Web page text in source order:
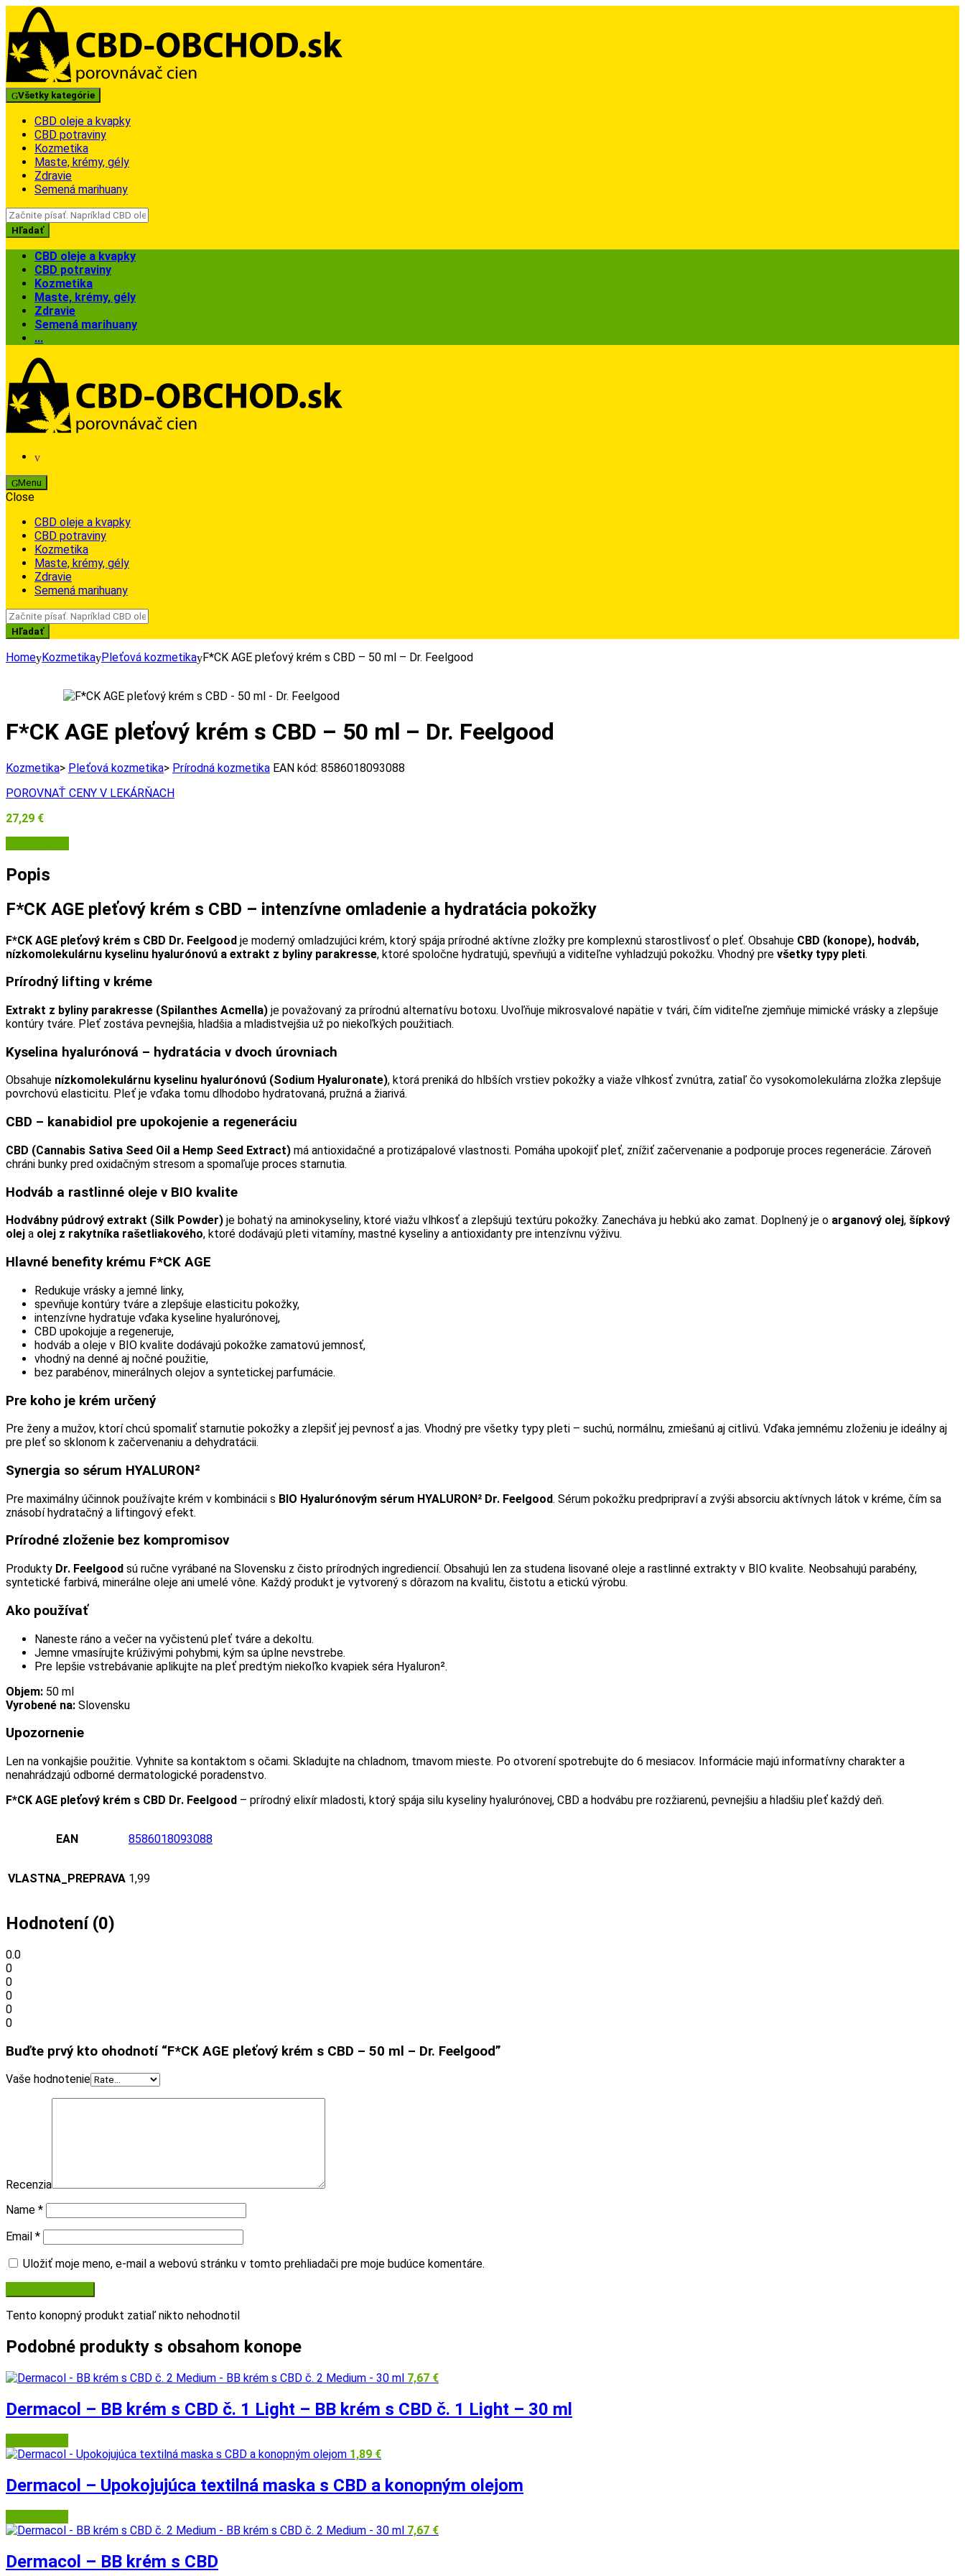
navigation
content
Všetky kategórie
CBD oleje a kvapky
CBD potraviny
Kozmetika
Maste, krémy, gély
Zdravie
Semená marihuany
Search
for:
Hľadať
CBD oleje a kvapky
CBD potraviny
Kozmetika
Maste, krémy, gély
Zdravie
Semená marihuany
...
Menu
Close
CBD oleje a kvapky
CBD potraviny
Kozmetika
Maste, krémy, gély
Zdravie
Semená marihuany
Search
for:
Hľadať
Home Kozmetika Pleťová kozmetika F*CK AGE pleťový krém s CBD – 50 ml – Dr. Feelgood
F*CK AGE pleťový krém s CBD – 50 ml – Dr. Feelgood
Kozmetika> Pleťová kozmetika> Prírodná kozmetika EAN kód: 8586018093088
POROVNAŤ CENY V LEKÁRŇACH
27,29 €
Popis
F*CK AGE pleťový krém s CBD – intenzívne omladenie a hydratácia pokožky
F*CK AGE pleťový krém s CBD Dr. Feelgood je moderný omladzujúci krém, ktorý spája prírodné aktívne zložky pre komplexnú starostlivosť o pleť. Obsahuje CBD (konope), hodváb,
nízkomolekulárnu kyselinu hyalurónovú a extrakt z byliny parakresse, ktoré spoločne hydratujú, spevňujú a viditeľne vyhladzujú pokožku. Vhodný pre všetky typy pleti.
Prírodný lifting v kréme
Extrakt z byliny parakresse (Spilanthes Acmella) je považovaný za prírodnú alternatívu botoxu. Uvoľňuje mikrosvalové napätie v tvári, čím viditeľne zjemňuje mimické vrásky a zlepšuje
kontúry tváre. Pleť zostáva pevnejšia, hladšia a mladistvejšia už po niekoľkých použitiach.
Kyselina hyalurónová – hydratácia v dvoch úrovniach
Obsahuje nízkomolekulárnu kyselinu hyalurónovú (Sodium Hyaluronate), ktorá preniká do hlbších vrstiev pokožky a viaže vlhkosť zvnútra, zatiaľ čo vysokomolekulárna zložka zlepšuje
povrchovú elasticitu. Pleť je vďaka tomu dlhodobo hydratovaná, pružná a žiarivá.
CBD – kanabidiol pre upokojenie a regeneráciu
CBD (Cannabis Sativa Seed Oil a Hemp Seed Extract) má antioxidačné a protizápalové vlastnosti. Pomáha upokojiť pleť, znížiť začervenanie a podporuje proces regenerácie. Zároveň
chráni bunky pred oxidačným stresom a spomaľuje proces starnutia.
Hodváb a rastlinné oleje v BIO kvalite
Hodvábny púdrový extrakt (Silk Powder) je bohatý na aminokyseliny, ktoré viažu vlhkosť a zlepšujú textúru pokožky. Zanecháva ju hebkú ako zamat. Doplnený je o arganový olej, šípkový
olej a olej z rakytníka rašetliakového, ktoré dodávajú pleti vitamíny, mastné kyseliny a antioxidanty pre intenzívnu výživu.
Hlavné benefity krému F*CK AGE
Redukuje vrásky a jemné linky,
spevňuje kontúry tváre a zlepšuje elasticitu pokožky,
intenzívne hydratuje vďaka kyseline hyalurónovej,
CBD upokojuje a regeneruje,
hodváb a oleje v BIO kvalite dodávajú pokožke zamatovú jemnosť,
vhodný na denné aj nočné použitie,
bez parabénov, minerálnych olejov a syntetickej parfumácie.
Pre koho je krém určený
Pre ženy a mužov, ktorí chcú spomaliť starnutie pokožky a zlepšiť jej pevnosť a jas. Vhodný pre všetky typy pleti – suchú, normálnu, zmiešanú aj citlivú. Vďaka jemnému zloženiu je ideálny aj
pre pleť so sklonom k začervenaniu a dehydratácii.
Synergia so sérum HYALURON²
Pre maximálny účinnok používajte krém v kombinácii s BIO Hyalurónovým sérum HYALURON² Dr. Feelgood. Sérum pokožku predpripraví a zvýši absorciu aktívnych látok v kréme, čím sa
znásobí hydratačný a liftingový efekt.
Prírodné zloženie bez kompromisov
Produkty Dr. Feelgood sú ručne vyrábané na Slovensku z čisto prírodných ingrediencií. Obsahujú len za studena lisované oleje a rastlinné extrakty v BIO kvalite. Neobsahujú parabény,
syntetické farbivá, minerálne oleje ani umelé vône. Každý produkt je vytvorený s dôrazom na kvalitu, čistotu a etickú výrobu.
Ako používať
Naneste ráno a večer na vyčistenú pleť tváre a dekoltu.
Jemne vmasírujte krúživými pohybmi, kým sa úplne nevstrebe.
Pre lepšie vstrebávanie aplikujte na pleť predtým niekoľko kvapiek séra Hyaluron².
Objem: 50 ml
Vyrobené na: Slovensku
Upozornenie
Len na vonkajšie použitie. Vyhnite sa kontaktom s očami. Skladujte na chladnom, tmavom mieste. Po otvorení spotrebujte do 6 mesiacov. Informácie majú informatívny charakter a
nenahrádzajú odborné dermatologické poradenstvo.
F*CK AGE pleťový krém s CBD Dr. Feelgood – prírodný elixír mladosti, ktorý spája silu kyseliny hyalurónovej, CBD a hodvábu pre rozžiarenú, pevnejšiu a hladšiu pleť každý deň.
EAN 8586018093088
VLASTNA_PREPRAVA 1,99
Hodnotení (0)
0.0
0
0
0
0
0
Buďte prvý kto ohodnotí “F*CK AGE pleťový krém s CBD – 50 ml – Dr. Feelgood”
Vaše hodnotenie
Recenzia
Name *
Email *
Uložiť moje meno, e-mail a webovú stránku v tomto prehliadači pre moje budúce komentáre.
Tento konopný produkt zatiaľ nikto nehodnotil
Podobné produkty s obsahom konope
7,67 €
Dermacol – BB krém s CBD č. 1 Light – BB krém s CBD č. 1 Light – 30 ml
1,89 €
Dermacol – Upokojujúca textilná maska s CBD a konopným olejom
7,67 €
Dermacol – BB krém s CBD